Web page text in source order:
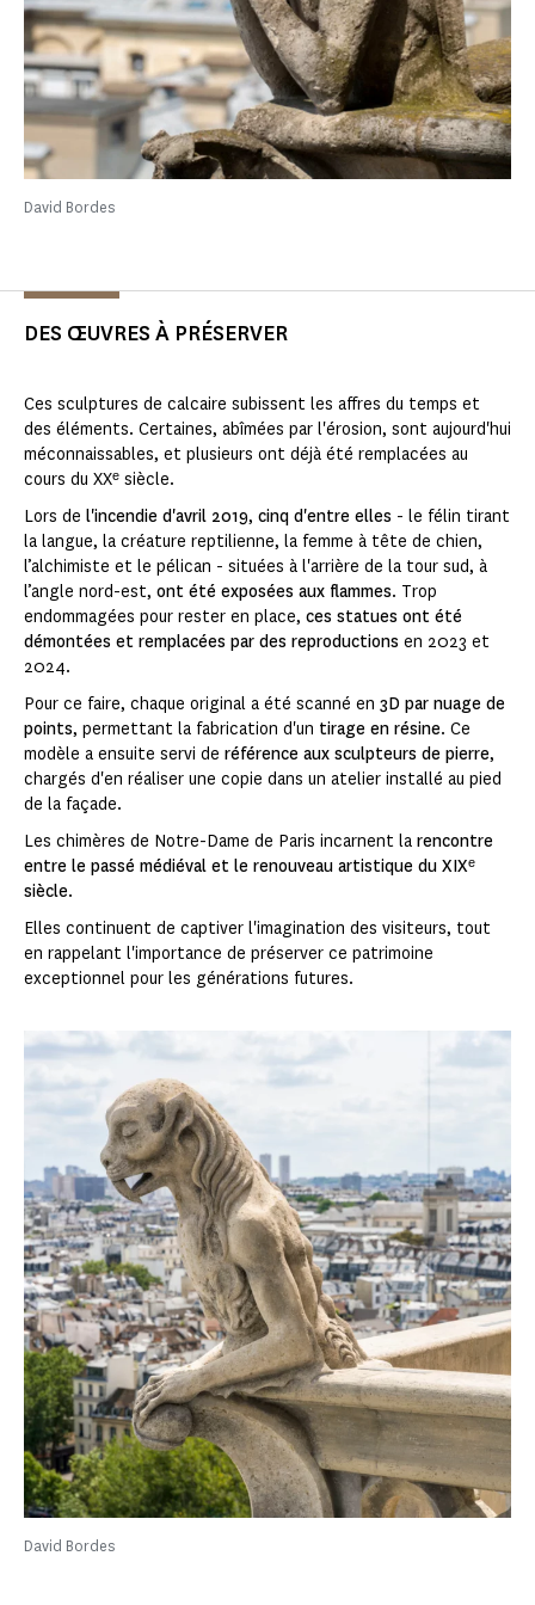
David Bordes
DES ŒUVRES À PRÉSERVER
Ces sculptures de calcaire subissent les affres du temps et
des éléments. Certaines, abîmées par l'érosion, sont aujourd'hui
méconnaissables, et plusieurs ont déjà été remplacées au
cours du XXᵉ siècle.
Lors de l'incendie d'avril 2019, cinq d'entre elles - le félin tirant
la langue, la créature reptilienne, la femme à tête de chien,
l’alchimiste et le pélican - situées à l'arrière de la tour sud, à
l’angle nord-est, ont été exposées aux flammes. Trop
endommagées pour rester en place, ces statues ont été
démontées et remplacées par des reproductions en 2023 et
2024.
Pour ce faire, chaque original a été scanné en 3D par nuage de
points, permettant la fabrication d'un tirage en résine. Ce
modèle a ensuite servi de référence aux sculpteurs de pierre,
chargés d'en réaliser une copie dans un atelier installé au pied
de la façade.
Les chimères de Notre-Dame de Paris incarnent la rencontre
entre le passé médiéval et le renouveau artistique du XIXᵉ
siècle.
Elles continuent de captiver l'imagination des visiteurs, tout
en rappelant l'importance de préserver ce patrimoine
exceptionnel pour les générations futures.
David Bordes